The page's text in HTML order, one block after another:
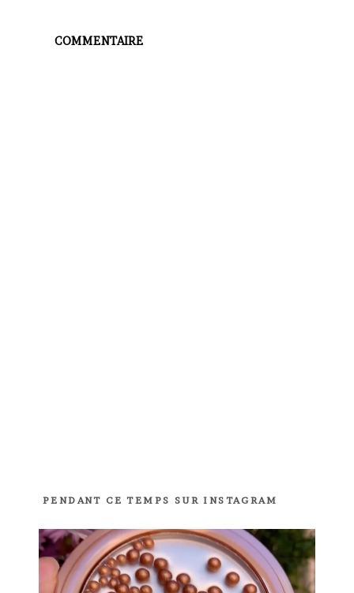
COMMENTAIRE
PENDANT CE TEMPS SUR INSTAGRAM